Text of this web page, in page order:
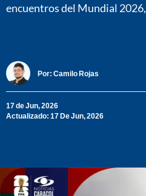
encuentros del Mundial 2026,
Por: Camilo Rojas
17 de Jun, 2026
Actualizado: 17 De Jun, 2026